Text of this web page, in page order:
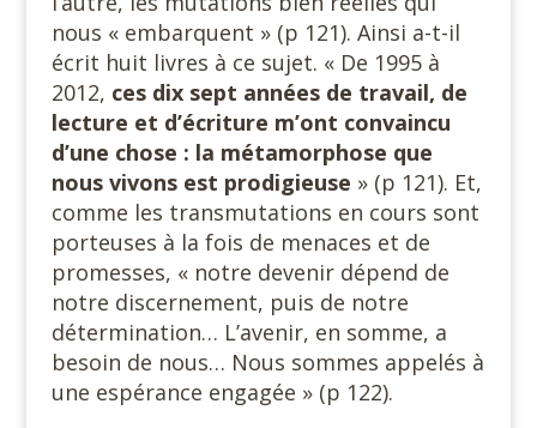
nous « embarquent » (p 121). Ainsi a-t-il
écrit huit livres à ce sujet. « De 1995 à
2012, ces dix sept années de travail, de
lecture et d’écriture m’ont convaincu
d’une chose : la métamorphose que
nous vivons est prodigieuse » (p 121). Et,
comme les transmutations en cours sont
porteuses à la fois de menaces et de
promesses, « notre devenir dépend de
notre discernement, puis de notre
détermination… L’avenir, en somme, a
besoin de nous… Nous sommes appelés à
une espérance engagée » (p 122).